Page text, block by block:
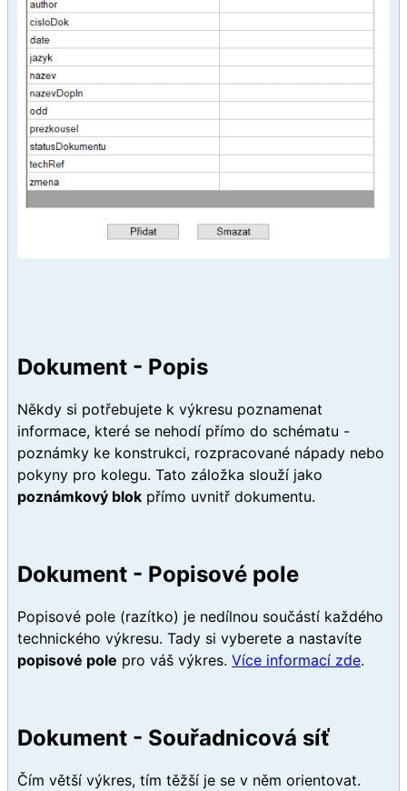
Dokument - Popis
Někdy si potřebujete k výkresu poznamenat
informace, které se nehodí přímo do schématu -
poznámky ke konstrukci, rozpracované nápady nebo
pokyny pro kolegu. Tato záložka slouží jako
poznámkový blok přímo uvnitř dokumentu.
Dokument - Popisové pole
Popisové pole (razítko) je nedílnou součástí každého
technického výkresu. Tady si vyberete a nastavíte
popisové pole pro váš výkres. Více informací zde.
Dokument - Souřadnicová síť
Čím větší výkres, tím těžší je se v něm orientovat.